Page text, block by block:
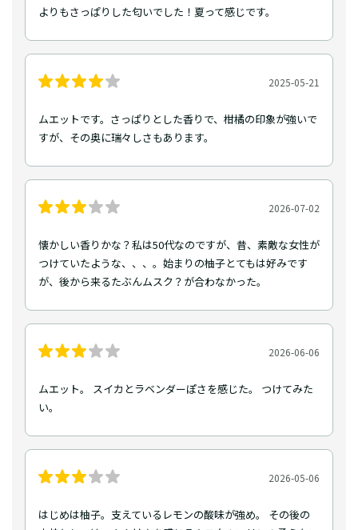
よりもさっぱりした匂いでした！夏って感じです。
2025-05-21
ムエットです。さっぱりとした香りで、柑橘の印象が強いで
すが、その奥に瑞々しさもあります。
2026-07-02
懐かしい香りかな？私は50代なのですが、昔、素敵な女性が
つけていたような、、、。始まりの柚子とてもは好みです
が、後から来るたぶんムスク？が合わなかった。
2026-06-06
ムエット。 スイカとラベンダーぽさを感じた。 つけてみた
い。
2026-05-06
はじめは柚子。支えているレモンの酸味が強め。 その後の